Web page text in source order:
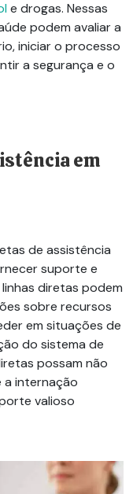
e drogas. Nessas
podem avaliar a
iniciar o processo
a segurança e o
em
de assistência
suporte e
diretas podem
sobre recursos
em situações de
do sistema de
possam não
a internação
valioso